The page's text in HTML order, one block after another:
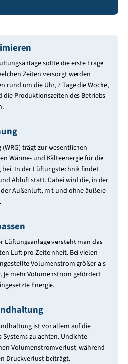
sollte die erste Frage
Zeiten versorgt werden
rund um die Uhr, 7 Tage die Woche,
die Produktionszeiten des Betriebs
trägt zur wesentlichen
Wärme- und Kälteenergie für die
In der Lüftungstechnik findet
Abluft statt. Dabei wird die, in der
Außenluft, mit und ohne äußere
Lüftungsanlage versteht man das
Luft pro Zeiteinheit. Bei vielen
Volumenstrom größer als
je mehr Volumenstrom gefördert
Energie.
ist vor allem auf die
zu achten. Undichte
Volumenstromverlust, während
Druckverlust beiträgt.